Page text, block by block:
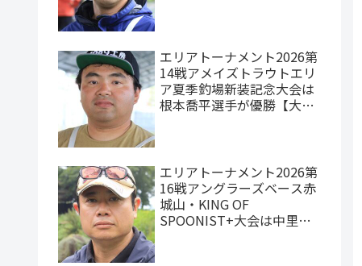
エリアトーナメント2026第
14戦アメイズトラウトエリ
ア夏季釣場新装記念大会は
根本喬平選手が優勝【大会
エリアトーナメント2026第
16戦アングラーズベース赤
城山・KING OF
SPOONIST+大会は中里元